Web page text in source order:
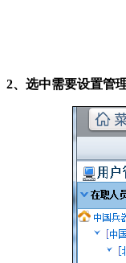
2、选中需要设置管